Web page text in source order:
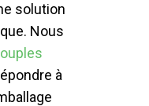
solution
Nous
à